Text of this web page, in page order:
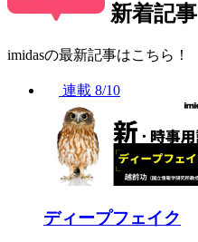
新着記事
imidasの最新記事はこちら！
連載 8/10
ディープフェイク